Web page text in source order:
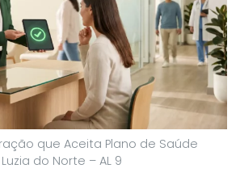
que Aceita Plano de Saúde
do Norte – AL 9